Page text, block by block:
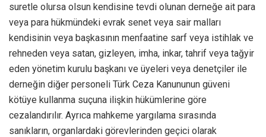
suretle olursa olsun kendisine tevdi olunan derneğe ait para
veya para hükmündeki evrak senet veya sair malları
kendisinin veya başkasının menfaatine sarf veya istihlak ve
rehneden veya satan, gizleyen, imha, inkar, tahrif veya tağyir
eden yönetim kurulu başkanı ve üyeleri veya denetçiler ile
derneğin diğer personeli Türk Ceza Kanununun güveni
kötüye kullanma suçuna ilişkin hükümlerine göre
cezalandırılır. Ayrıca mahkeme yargılama sırasında
sanıkların, organlardaki görevlerinden geçici olarak